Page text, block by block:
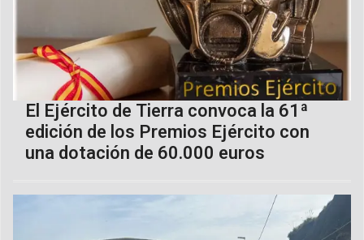
El Ejército de Tierra convoca la 61ª
edición de los Premios Ejército con
una dotación de 60.000 euros